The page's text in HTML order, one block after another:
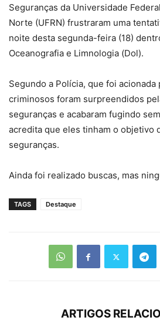
Seguranças da Universidade
Norte (UFRN) frustraram uma
noite desta segunda-feira (18)
Oceanografia e Limnologia (Dol).
Segundo a Polícia, que foi acionada
criminosos foram surpreendidos
seguranças e acabaram fugindo
acredita que eles tinham o objetivo
seguranças.
Ainda foi realizado buscas, mas
TAGS Destaque
ARTIGOS